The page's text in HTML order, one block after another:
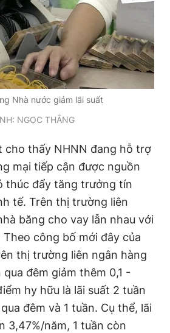
Liên hệ quảng cáo
0908 780 404
RSS Tòa soạn Chính sách bảo
Ngọc Toàn
trực: Hải Thành
Hiếu Dũng
GP - BTTTT cấp ngày 24.3.2020
thuộc về Báo Thanh Niên. Cấm sao
nếu không có sự chấp thuận bằng văn
Nhà nước giảm lãi suất
NGỌC THẮNG
cho thấy NHNN đang hỗ trợ
mại tiếp cận được nguồn
thúc đẩy tăng trưởng tín
tế. Trên thị trường liên
băng cho vay lẫn nhau với
Theo công bố mới đây của
thị trường liên ngân hàng
đêm giảm thêm 0,1 -
hy hữu là lãi suất 2 tuần
đêm và 1 tuần. Cụ thể, lãi
3,47%/năm, 1 tuần còn